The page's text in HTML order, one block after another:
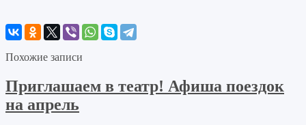
Похожие записи
Приглашаем в театр! Афиша поездок
на апрель